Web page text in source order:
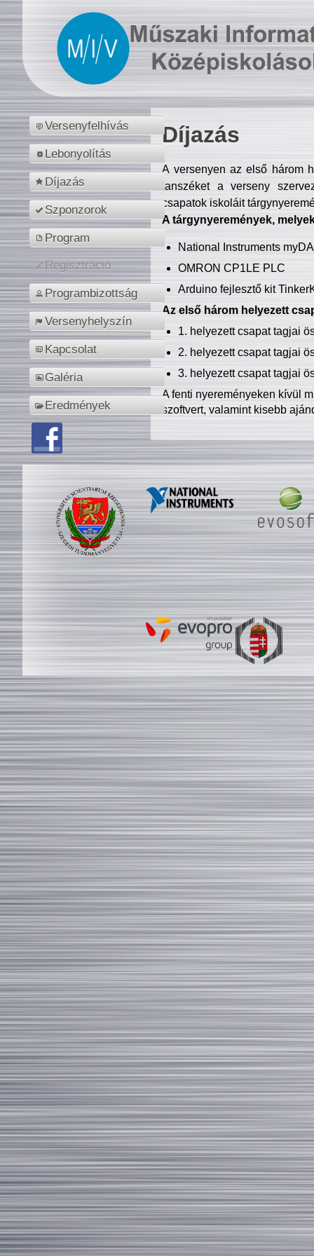
Versenyfelhívás
Lebonyolítás
Díjazás
Szponzorok
Program
Regisztráció
Programbizottság
Versenyhelyszín
Kapcsolat
Galéria
Eredmények
Díjazás
A versenyen az első három
tanszéket a verseny
csapatok iskoláit
A tárgynyeremények,
National Instruments
OMRON CP1LE PLC
Arduino fejlesztő kit
Az első három helyezett
1. helyezett csapat tagjai
2. helyezett csapat tagjai
3. helyezett csapat tagjai
A fenti nyereményeken kívül
szoftvert, valamint kisebb